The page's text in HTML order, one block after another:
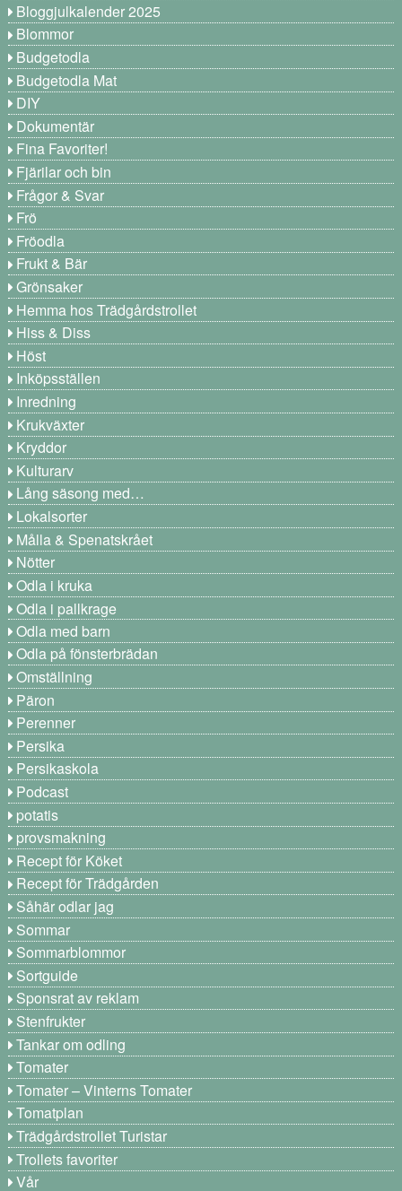
Bloggjulkalender 2025
Blommor
Budgetodla
Budgetodla Mat
DIY
Dokumentär
Fina Favoriter!
Fjärilar och bin
Frågor & Svar
Frö
Fröodla
Frukt & Bär
Grönsaker
Hemma hos Trädgårdstrollet
Hiss & Diss
Höst
Inköpsställen
Inredning
Krukväxter
Kryddor
Kulturarv
Lång säsong med…
Lokalsorter
Målla & Spenatskrået
Nötter
Odla i kruka
Odla i pallkrage
Odla med barn
Odla på fönsterbrädan
Omställning
Päron
Perenner
Persika
Persikaskola
Podcast
potatis
provsmakning
Recept för Köket
Recept för Trädgården
Såhär odlar jag
Sommar
Sommarblommor
Sortguide
Sponsrat av reklam
Stenfrukter
Tankar om odling
Tomater
Tomater – Vinterns Tomater
Tomatplan
Trädgårdstrollet Turistar
Trollets favoriter
Vår